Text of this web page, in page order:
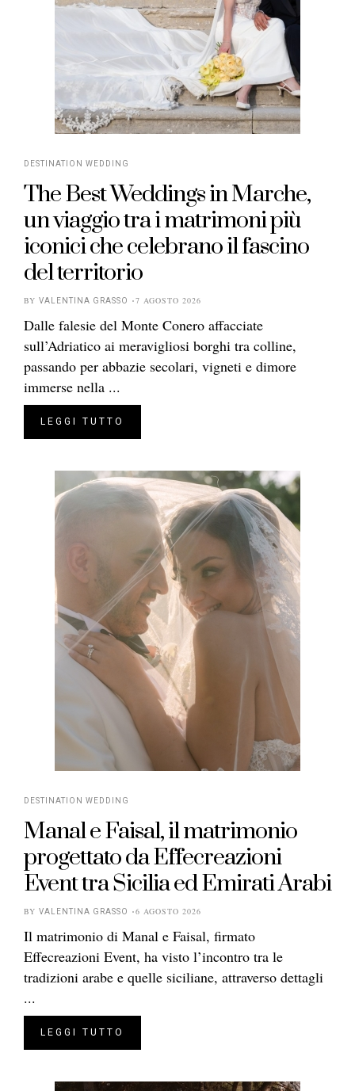
DESTINATION WEDDING
The Best Weddings in Marche,
un viaggio tra i matrimoni più
iconici che celebrano il fascino
del territorio
BY VALENTINA GRASSO 7 AGOSTO 2026
Dalle falesie del Monte Conero affacciate
sull’Adriatico ai meravigliosi borghi tra colline,
passando per abbazie secolari, vigneti e dimore
immerse nella ...
LEGGI TUTTO
DESTINATION WEDDING
Manal e Faisal, il matrimonio
progettato da Effecreazioni
Event tra Sicilia ed Emirati Arabi
BY VALENTINA GRASSO 6 AGOSTO 2026
Il matrimonio di Manal e Faisal, firmato
Effecreazioni Event, ha visto l’incontro tra le
tradizioni arabe e quelle siciliane, attraverso dettagli
...
LEGGI TUTTO